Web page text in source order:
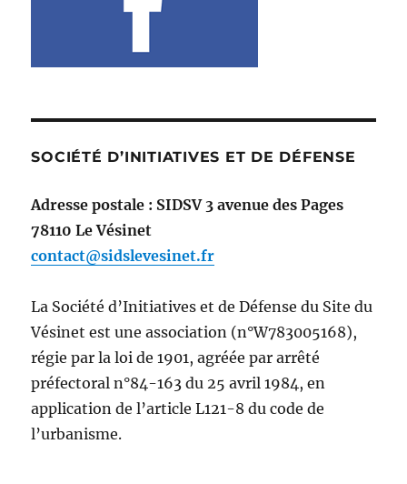
SOCIÉTÉ D’INITIATIVES ET DE DÉFENSE
Adresse postale : SIDSV 3 avenue des Pages
78110 Le Vésinet
contact@sidslevesinet.fr
La Société d’Initiatives et de Défense du Site du
Vésinet est une association (n°W783005168),
régie par la loi de 1901, agréée par arrêté
préfectoral n°84-163 du 25 avril 1984, en
application de l’article L121-8 du code de
l’urbanisme.